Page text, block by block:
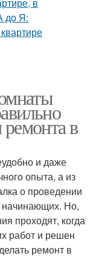
в
и даже
опыта, а из
о проведении
начинающих. Но,
проходят, когда
работ и решен
ремонт в